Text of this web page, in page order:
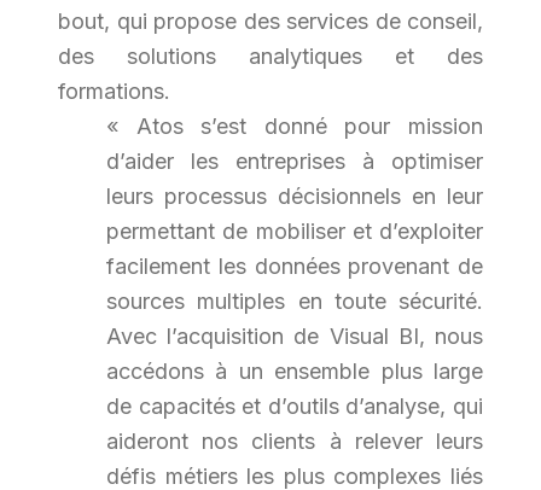
bout, qui propose des services de conseil,
des solutions analytiques et des
formations.
« Atos s’est donné pour mission
d’aider les entreprises à optimiser
leurs processus décisionnels en leur
permettant de mobiliser et d’exploiter
facilement les données provenant de
sources multiples en toute sécurité.
Avec l’acquisition de Visual BI, nous
accédons à un ensemble plus large
de capacités et d’outils d’analyse, qui
aideront nos clients à relever leurs
défis métiers les plus complexes liés